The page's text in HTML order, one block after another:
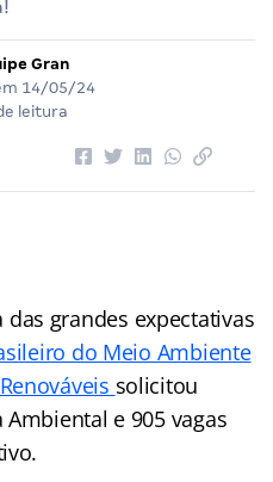
Gran
14/05/24
leitura
grandes expectativas
do Meio Ambiente
solicitou
Ambiental e 905 vagas